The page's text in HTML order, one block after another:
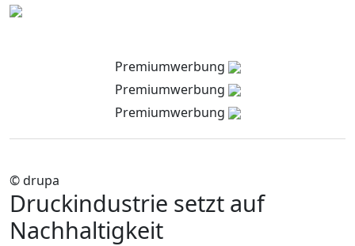
Premiumwerbung
Premiumwerbung
Premiumwerbung
© drupa
Druckindustrie setzt auf
Nachhaltigkeit